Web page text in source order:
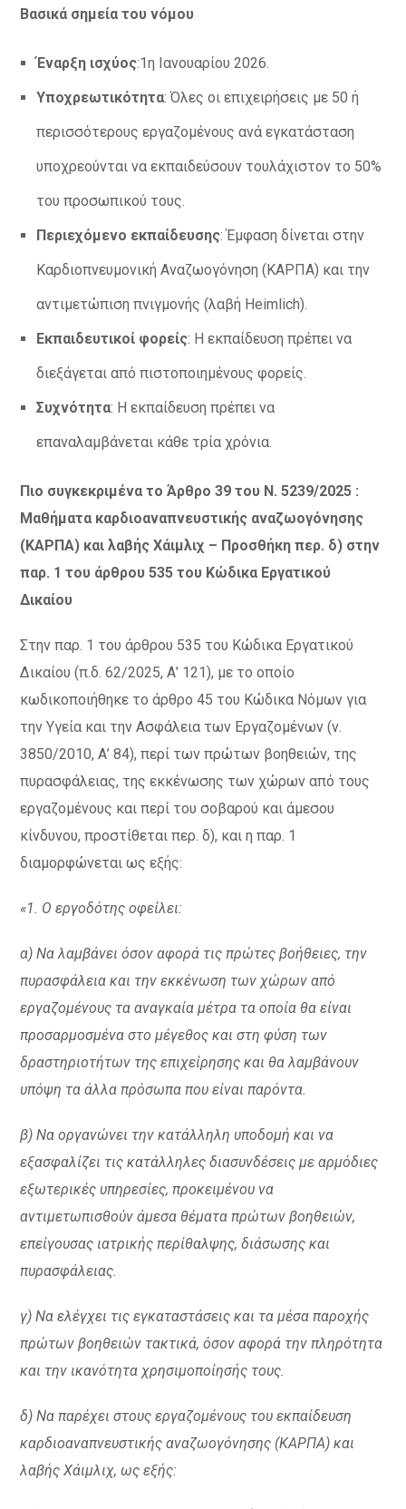
Βασικά σημεία του νόμου
Έναρξη ισχύος:1η Ιανουαρίου 2026.
Υποχρεωτικότητα: Όλες οι επιχειρήσεις με 50 ή
περισσότερους εργαζομένους ανά εγκατάσταση
υποχρεούνται να εκπαιδεύσουν τουλάχιστον το 50%
του προσωπικού τους.
Περιεχόμενο εκπαίδευσης: Έμφαση δίνεται στην
Καρδιοπνευμονική Αναζωογόνηση (ΚΑΡΠΑ) και την
αντιμετώπιση πνιγμονής (λαβή Heimlich).
Εκπαιδευτικοί φορείς: Η εκπαίδευση πρέπει να
διεξάγεται από πιστοποιημένους φορείς.
Συχνότητα: Η εκπαίδευση πρέπει να
επαναλαμβάνεται κάθε τρία χρόνια.
Πιο συγκεκριμένα το Άρθρο 39 του Ν. 5239/2025 :
Μαθήματα καρδιοαναπνευστικής αναζωογόνησης
(ΚΑΡΠΑ) και λαβής Χάιμλιχ – Προσθήκη περ. δ) στην
παρ. 1 του άρθρου 535 του Κώδικα Εργατικού
Δικαίου
Στην παρ. 1 του άρθρου 535 του Κώδικα Εργατικού
Δικαίου (π.δ. 62/2025, Α’ 121), με το οποίο
κωδικοποιήθηκε το άρθρο 45 του Κώδικα Νόμων για
την Υγεία και την Ασφάλεια των Εργαζομένων (ν.
3850/2010, Α’ 84), περί των πρώτων βοηθειών, της
πυρασφάλειας, της εκκένωσης των χώρων από τους
εργαζομένους και περί του σοβαρού και άμεσου
κίνδυνου, προστίθεται περ. δ), και η παρ. 1
διαμορφώνεται ως εξής:
«1. Ο εργοδότης οφείλει:
α) Να λαμβάνει όσον αφορά τις πρώτες βοήθειες, την
πυρασφάλεια και την εκκένωση των χώρων από
εργαζομένους τα αναγκαία μέτρα τα οποία θα είναι
προσαρμοσμένα στο μέγεθος και στη φύση των
δραστηριοτήτων της επιχείρησης και θα λαμβάνουν
υπόψη τα άλλα πρόσωπα που είναι παρόντα.
β) Να οργανώνει την κατάλληλη υποδομή και να
εξασφαλίζει τις κατάλληλες διασυνδέσεις με αρμόδιες
εξωτερικές υπηρεσίες, προκειμένου να
αντιμετωπισθούν άμεσα θέματα πρώτων βοηθειών,
επείγουσας ιατρικής περίθαλψης, διάσωσης και
πυρασφάλειας.
γ) Να ελέγχει τις εγκαταστάσεις και τα μέσα παροχής
πρώτων βοηθειών τακτικά, όσον αφορά την πληρότητα
και την ικανότητα χρησιμοποίησής τους.
δ) Να παρέχει στους εργαζομένους του εκπαίδευση
καρδιοαναπνευστικής αναζωογόνησης (ΚΑΡΠΑ) και
λαβής Χάιμλιχ, ως εξής: